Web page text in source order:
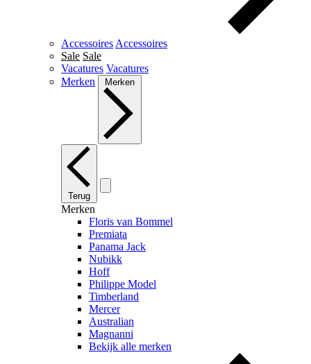
Accessoires Accessoires
Sale Sale
Vacatures Vacatures
Merken
Merken
Terug
Merken
Floris van Bommel
Premiata
Panama Jack
Nubikk
Hoff
Philippe Model
Timberland
Mercer
Australian
Magnanni
Bekijk alle merken